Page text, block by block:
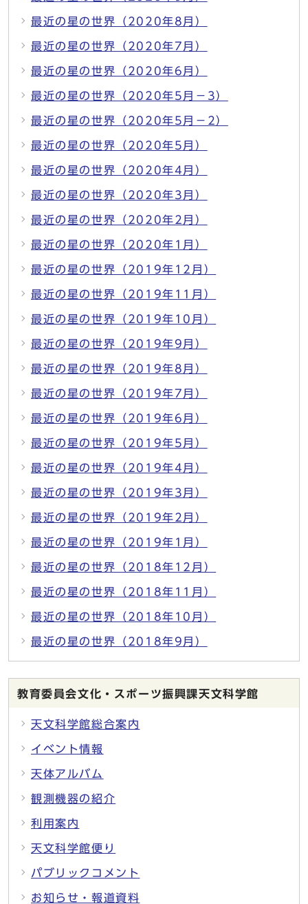
最近の星の世界（2020年8月）
最近の星の世界（2020年7月）
最近の星の世界（2020年6月）
最近の星の世界（2020年5月－3）
最近の星の世界（2020年5月－2）
最近の星の世界（2020年5月）
最近の星の世界（2020年4月）
最近の星の世界（2020年3月）
最近の星の世界（2020年2月）
最近の星の世界（2020年1月）
最近の星の世界（2019年12月）
最近の星の世界（2019年11月）
最近の星の世界（2019年10月）
最近の星の世界（2019年9月）
最近の星の世界（2019年8月）
最近の星の世界（2019年7月）
最近の星の世界（2019年6月）
最近の星の世界（2019年5月）
最近の星の世界（2019年4月）
最近の星の世界（2019年3月）
最近の星の世界（2019年2月）
最近の星の世界（2019年1月）
最近の星の世界（2018年12月）
最近の星の世界（2018年11月）
最近の星の世界（2018年10月）
最近の星の世界（2018年9月）
教育委員会文化・スポーツ振興課天文科学館
天文科学館総合案内
イベント情報
天体アルバム
観測機器の紹介
利用案内
天文科学館便り
パブリックコメント
お知らせ・報道資料